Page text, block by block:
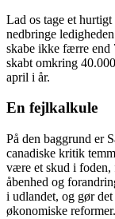
Lad os tage et
nedbringe
skabe ikke færre end
skabt omkring
april i år.
En fejlkalkule
På den baggrund er
canadiske kritik
være et skud i foden,
åbenhed og
i udlandet, og gør
økonomiske reformer.